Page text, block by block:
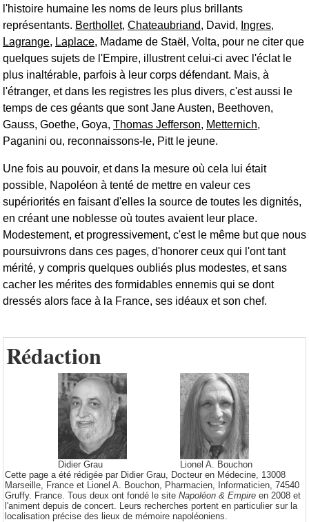
l'histoire humaine les noms de leurs plus brillants
représentants. Berthollet, Chateaubriand, David, Ingres,
Lagrange, Laplace, Madame de Staël, Volta, pour ne citer que
quelques sujets de l'Empire, illustrent celui-ci avec l'éclat le
plus inaltérable, parfois à leur corps défendant. Mais, à
l'étranger, et dans les registres les plus divers, c'est aussi le
temps de ces géants que sont Jane Austen, Beethoven,
Gauss, Goethe, Goya, Thomas Jefferson, Metternich,
Paganini ou, reconnaissons-le, Pitt le jeune.
Une fois au pouvoir, et dans la mesure où cela lui était
possible, Napoléon à tenté de mettre en valeur ces
supériorités en faisant d'elles la source de toutes les dignités,
en créant une noblesse où toutes avaient leur place.
Modestement, et progressivement, c'est le même but que nous
poursuivrons dans ces pages, d'honorer ceux qui l'ont tant
mérité, y compris quelques oubliés plus modestes, et sans
cacher les mérites des formidables ennemis qui se dont
dressés alors face à la France, ses idéaux et son chef.
Rédaction
Didier Grau
Lionel A. Bouchon
Cette page a été rédigée par Didier Grau, Docteur en Médecine, 13008
Marseille, France et Lionel A. Bouchon, Pharmacien, Informaticien, 74540
Gruffy. France. Tous deux ont fondé le site Napoléon & Empire en 2008 et
l'animent depuis de concert. Leurs recherches portent en particulier sur la
localisation précise des lieux de mémoire napoléoniens.